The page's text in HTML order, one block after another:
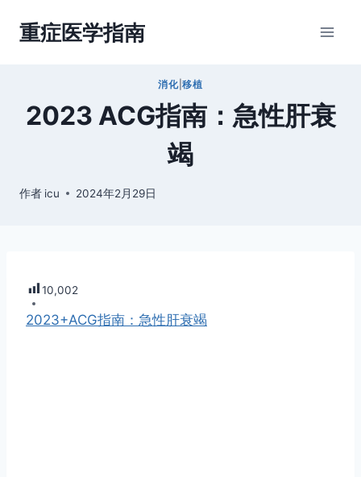
重症医学指南
消化|移植
2023 ACG指南：急性肝衰
竭
作者 icu 2024年2月29日
10,002
2023+ACG指南：急性肝衰竭